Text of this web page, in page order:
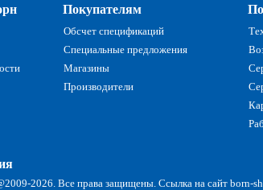
Покупателям
Обсчет спецификаций
Специальные предложения
Магазины
Производители
2026. Все права защищены. Ссылка на сайт born-